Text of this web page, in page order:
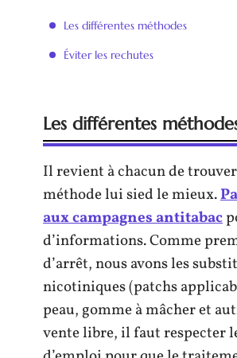
Les différentes méthodes
Éviter les rechutes
Les différentes
Il revient à chacun de
méthode lui sied le mieux.
aux campagnes antitabac
d’informations. Comme
d’arrêt, nous avons les
nicotiniques (patchs
peau, gomme à mâcher et
vente libre, il faut respecter